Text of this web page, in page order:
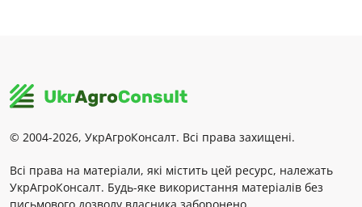
© 2004-2026, УкрАгроКонсалт. Всі права захищені.
Всі права на матеріали, які містить цей ресурс, належать
УкрАгроКонсалт. Будь-яке використання матеріалів без